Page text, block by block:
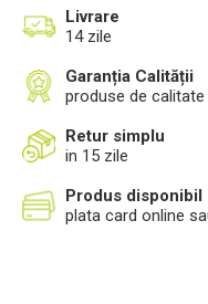
Livrare
14 zile
Garanția Calității
produse de calitate
Retur simplu
in 15 zile
Produs disponibil
plata card online